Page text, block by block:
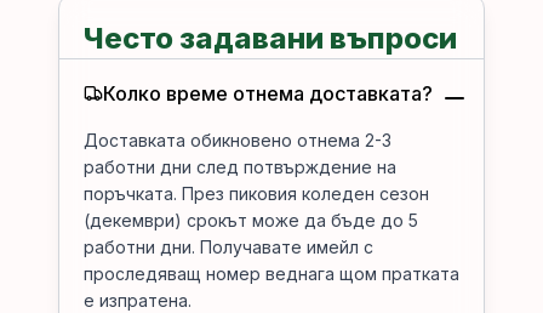
Често задавани въпроси
Колко време отнема доставката?
Доставката обикновено отнема 2-3
работни дни след потвърждение на
поръчката. През пиковия коледен сезон
(декември) срокът може да бъде до 5
работни дни. Получавате имейл с
проследяващ номер веднага щом пратката
е изпратена.